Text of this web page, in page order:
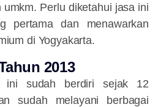
Perlu diketahui jasa ini
pertama dan menawarkan
di Yogyakarta.
2013
ini sudah berdiri sejak 12
sudah melayani berbagai